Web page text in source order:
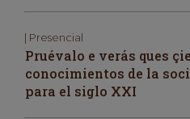
| Presencial
Pruévalo e verás ques
conocimientos de la
para el siglo XXI